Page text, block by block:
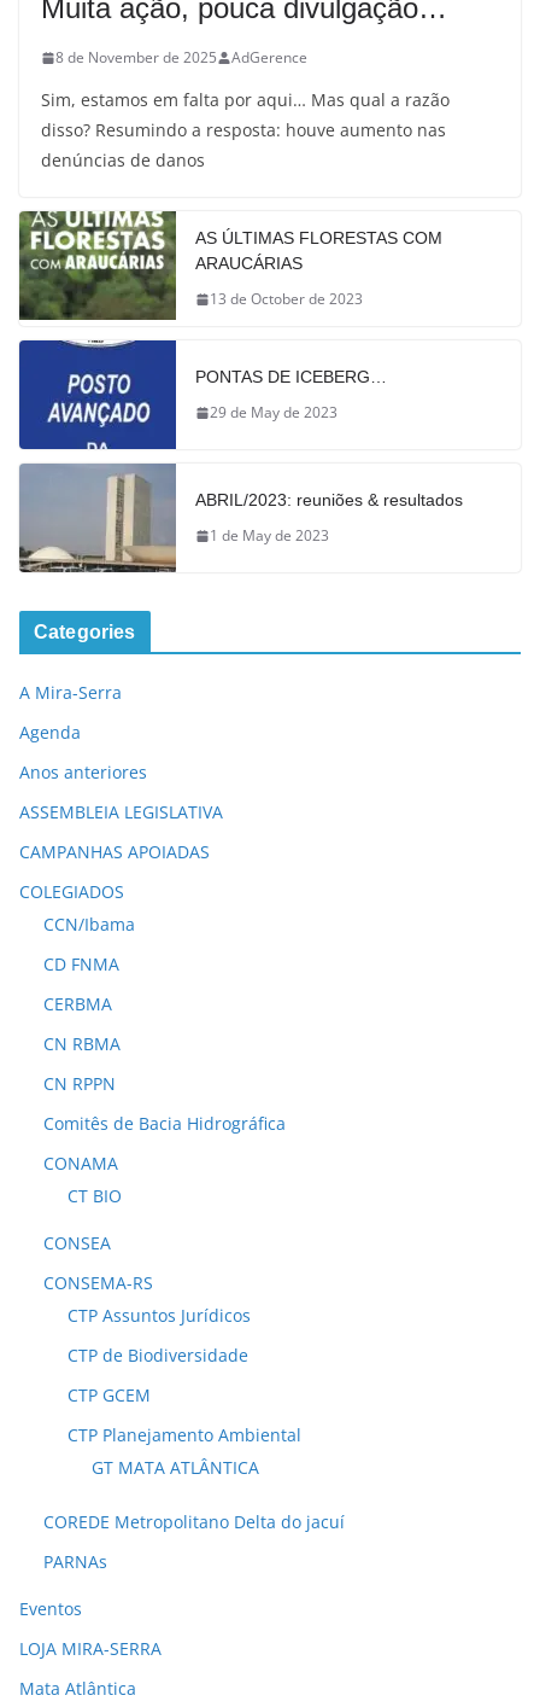
Muita ação, pouca divulgação…
8 de November de 2025 AdGerence
Sim, estamos em falta por aqui… Mas qual a razão
disso? Resumindo a resposta: houve aumento nas
denúncias de danos
AS ÚLTIMAS FLORESTAS COM
ARAUCÁRIAS
13 de October de 2023
PONTAS DE ICEBERG…
29 de May de 2023
ABRIL/2023: reuniões & resultados
1 de May de 2023
Categories
A Mira-Serra
Agenda
Anos anteriores
ASSEMBLEIA LEGISLATIVA
CAMPANHAS APOIADAS
COLEGIADOS
CCN/Ibama
CD FNMA
CERBMA
CN RBMA
CN RPPN
Comitês de Bacia Hidrográfica
CONAMA
CT BIO
CONSEA
CONSEMA-RS
CTP Assuntos Jurídicos
CTP de Biodiversidade
CTP GCEM
CTP Planejamento Ambiental
GT MATA ATLÂNTICA
COREDE Metropolitano Delta do jacuí
PARNAs
Eventos
LOJA MIRA-SERRA
Mata Atlântica